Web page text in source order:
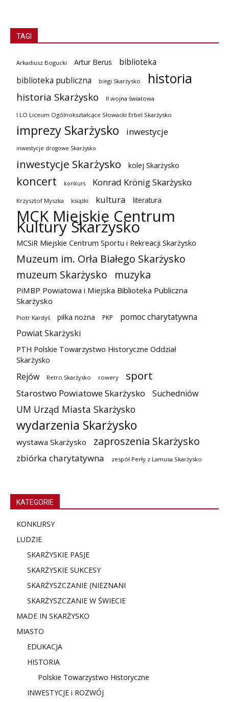
TAGI
Arkadiusz Bogucki Artur Berus
biblioteka
biblioteka publiczna
biegi Skarżysko historia
historia Skarżysko II wojna światowa
I LO Liceum Ogólnokształcące Słowacki Erbel Skarżysko
imprezy Skarżysko inwestycje
inwestycje drogowe Skarżysko
inwestycje Skarżysko kolej Skarżysko
koncert konkurs Konrad Krönig Skarżysko
Krzysztof Myszka książki kultura literatura
MCK Miejskie Centrum
Kultury Skarżysko
MCSiR Miejskie Centrum Sportu i Rekreacji Skarżysko
Muzeum im. Orła Białego Skarżysko
muzeum Skarżysko
muzyka
PiMBP Powiatowa i Miejska Biblioteka Publiczna
Skarżysko
Piotr Kardyś piłka nożna PKP
pomoc charytatywna
Powiat Skarżyski
PTH Polskie Towarzystwo Historyczne Oddział
Skarżysko
Rejów Retro Skarżysko rowery sport
Starostwo Powiatowe Skarżysko Suchedniów
UM Urząd Miasta Skarżysko
wydarzenia Skarżysko
wystawa Skarżysko zaproszenia Skarżysko
zbiórka charytatywna zespół Perły z Lamusa Skarżysko
KATEGORIE
KONKURSY
LUDZIE
SKARŻYSKIE PASJE
SKARŻYSKIE SUKCESY
SKARŻYSZCZANIE (NIEZNANI
SKARŻYSZCZANIE W ŚWIECIE
MADE IN SKARŻYSKO
MIASTO
EDUKACJA
HISTORIA
Polskie Towarzystwo Historyczne
INWESTYCJE i ROZWÓJ